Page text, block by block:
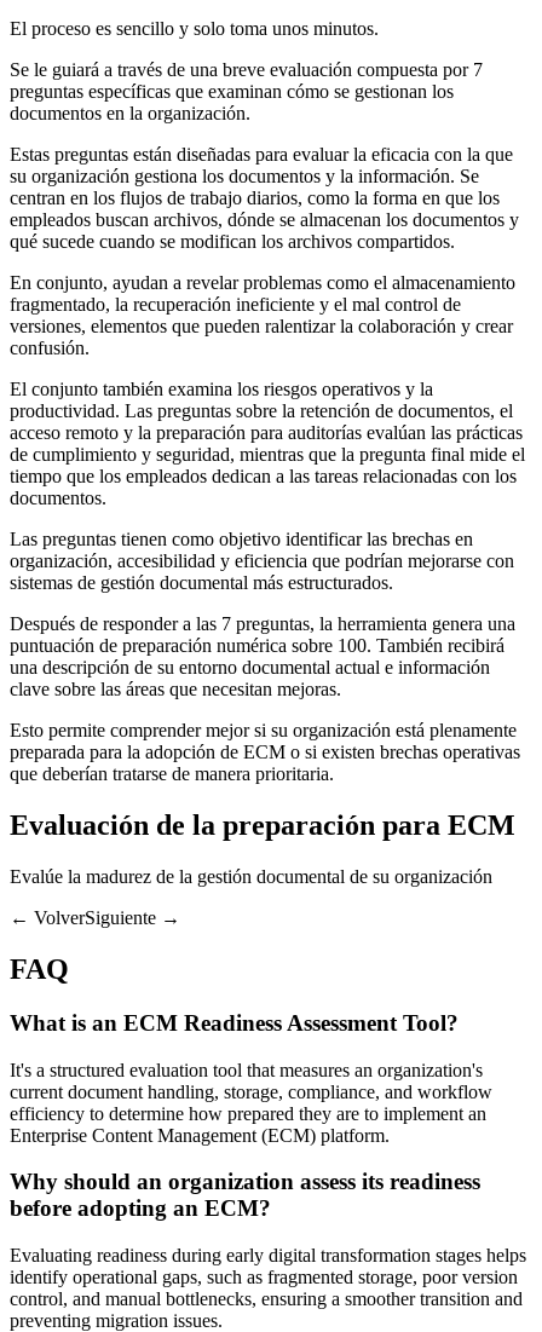
El proceso es sencillo y solo toma unos minutos.
Se le guiará a través de una breve evaluación compuesta por 7
preguntas específicas que examinan cómo se gestionan los
documentos en la organización.
Estas preguntas están diseñadas para evaluar la eficacia con la que
su organización gestiona los documentos y la información. Se
centran en los flujos de trabajo diarios, como la forma en que los
empleados buscan archivos, dónde se almacenan los documentos y
qué sucede cuando se modifican los archivos compartidos.
En conjunto, ayudan a revelar problemas como el almacenamiento
fragmentado, la recuperación ineficiente y el mal control de
versiones, elementos que pueden ralentizar la colaboración y crear
confusión.
El conjunto también examina los riesgos operativos y la
productividad. Las preguntas sobre la retención de documentos, el
acceso remoto y la preparación para auditorías evalúan las prácticas
de cumplimiento y seguridad, mientras que la pregunta final mide el
tiempo que los empleados dedican a las tareas relacionadas con los
documentos.
Las preguntas tienen como objetivo identificar las brechas en
organización, accesibilidad y eficiencia que podrían mejorarse con
sistemas de gestión documental más estructurados.
Después de responder a las 7 preguntas, la herramienta genera una
puntuación de preparación numérica sobre 100. También recibirá
una descripción de su entorno documental actual e información
clave sobre las áreas que necesitan mejoras.
Esto permite comprender mejor si su organización está plenamente
preparada para la adopción de ECM o si existen brechas operativas
que deberían tratarse de manera prioritaria.
Evaluación de la preparación para ECM
Evalúe la madurez de la gestión documental de su organización
← VolverSiguiente →
FAQ
What is an ECM Readiness Assessment Tool?
It's a structured evaluation tool that measures an organization's
current document handling, storage, compliance, and workflow
efficiency to determine how prepared they are to implement an
Enterprise Content Management (ECM) platform.
Why should an organization assess its readiness
before adopting an ECM?
Evaluating readiness during early digital transformation stages helps
identify operational gaps, such as fragmented storage, poor version
control, and manual bottlenecks, ensuring a smoother transition and
preventing migration issues.